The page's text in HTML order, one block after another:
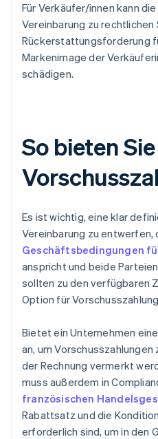
Für Verkäufer/innen kann
Vereinbarung zu
Rückerstattungsforderung
Markenimage der
schädigen.
So bieten Sie
Es ist wichtig, eine klar
Vereinbarung zu entwerfen,
Geschäftsbedingungen
anspricht und beide
sollten zu den verfügbaren
Option für
Bietet ein Unternehmen
an, um
der Rechnung vermerkt
muss außerdem in
französischen
Rabattsatz und die
erforderlich sind, um in den